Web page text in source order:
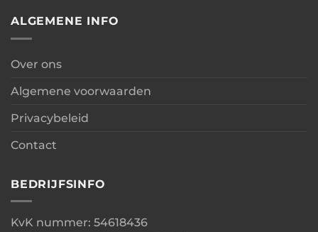
ALGEMENE INFO
Over ons
Algemene voorwaarden
Privacybeleid
Contact
BEDRIJFSINFO
KvK nummer: 54618436